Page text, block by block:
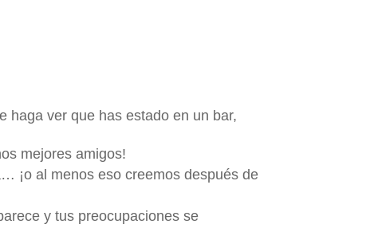
haga ver que has estado en un bar,
mejores amigos!
¡o al menos eso creemos después de
y tus preocupaciones se